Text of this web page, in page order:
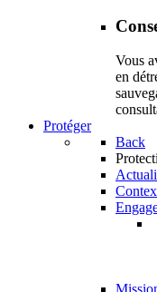
Vous
en
Protéger
Back